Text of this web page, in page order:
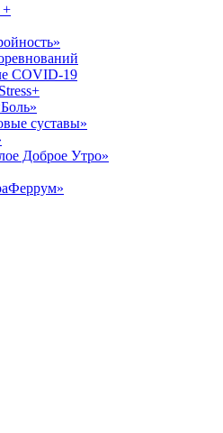
+
COVID-19
суставы»
Доброе Утро»